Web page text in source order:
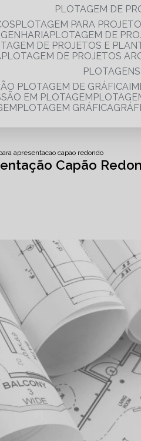
PLOTAGEM DE
PLOTAGEM PARA
PLOTAGEM DE
DE PROJETOS E
PLOTAGEM DE PROJETOS
PLOTAGENS
PLOTAGEM DE GRÁFICA
EM PLOTAGEM
PLOTAGEM GRÁFICA
apresentacao capao redondo
Capão